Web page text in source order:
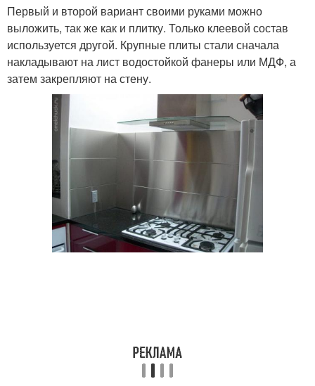
Первый и второй вариант своими руками можно
выложить, так же как и плитку. Только клеевой состав
используется другой. Крупные плиты стали сначала
накладывают на лист водостойкой фанеры или МДФ, а
затем закрепляют на стену.